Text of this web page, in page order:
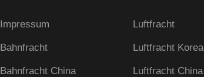
Impressum
Bahnfracht
Bahnfracht China
Luftfracht
Luftfracht Korea
Luftfracht China